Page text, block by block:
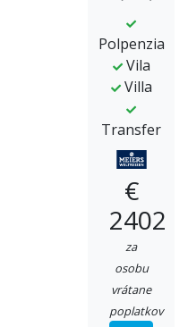
Polpenzia
Vila
Villa
Transfer
€
2402
za
osobu
vrátane
poplatkov